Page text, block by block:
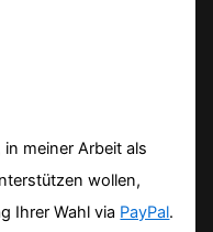
meiner Arbeit als
wollen,
Ihrer Wahl via PayPal.